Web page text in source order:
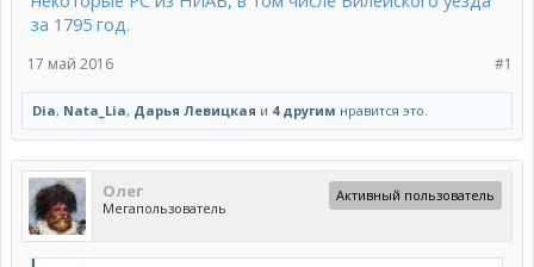
за 1795 год.
#1
17 май 2016
Dia, Nata_Lia, Дарья Левицкая и 4 другим нравится это.
Олег
Мегапользователь
Активный пользователь